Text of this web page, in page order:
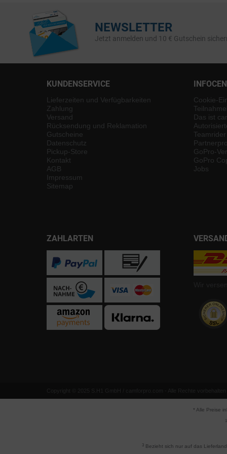
NEWSLETTER
Jetzt anmelden und 10 € Gutschein
KUNDENSERVICE
Lieferzeiten und Verfügbarkeiten
Zahlung
Versand
Rücksendung und Reklamation
Gutscheine
Datenschutz
Pickup-Store
Kontakt
AGB
Impressum
Sitemap
Cookie-
Das ist
Teamrider
GoPro-
GoPro
Jobs
ZAHLARTEN
Copyright © 2025 S.H1 GmbH / camforpro.com - Alle Rechte vorbehalten
* Alle Preise
3 Bezieht sich nur auf das